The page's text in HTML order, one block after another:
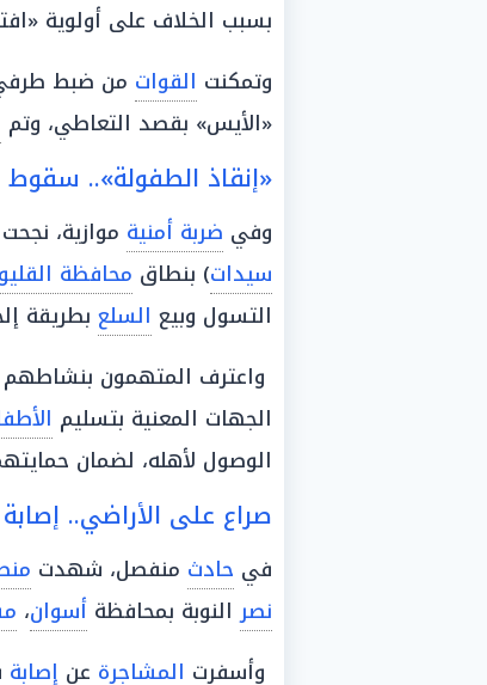
بسبب الخلاف على أولوية
وتمكنت القوات من ضبط طرفي
«الأيس» بقصد التعاطي، وتم
«إنقاذ الطفولة».. سقوط
وفي ضربة أمنية موازية،
سيدات) بنطاق محافظة
التسول وبيع السلع بطريقة
واعترف المتهمون بنشاطهم
الجهات المعنية بتسليم
الوصول لأهله، لضمان
صراع على الأراضي..
في حادث منفصل، شهدت
نصرالنوبة بمحافظة أسوان،
وأسفرت المشاجرة عن إصابة